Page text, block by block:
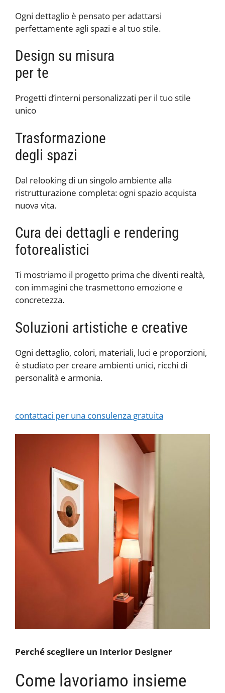
Ogni dettaglio è pensato per adattarsi
perfettamente agli spazi e al tuo stile.
Design su misura
per te
Progetti d’interni personalizzati per il tuo stile
unico
Trasformazione
degli spazi
Dal relooking di un singolo ambiente alla
ristrutturazione completa: ogni spazio acquista
nuova vita.
Cura dei dettagli e rendering
fotorealistici
Ti mostriamo il progetto prima che diventi realtà,
con immagini che trasmettono emozione e
concretezza.
Soluzioni artistiche e creative
Ogni dettaglio, colori, materiali, luci e proporzioni,
è studiato per creare ambienti unici, ricchi di
personalità e armonia.
contattaci per una consulenza gratuita
Perché scegliere un Interior Designer
Come lavoriamo insieme